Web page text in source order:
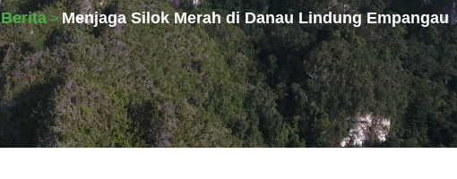
Berita>Menjaga Silok Merah di Danau Lindung Empangau